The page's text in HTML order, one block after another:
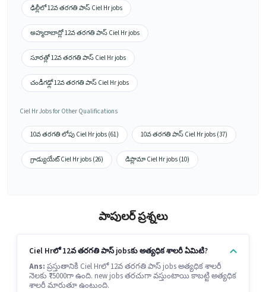
ఢిల్లీలో 12వ తరగతి పాస్ Ciel Hr jobs
అహ్మదాబాద్లో 12వ తరగతి పాస్ Ciel Hr jobs
సూరత్లో 12వ తరగతి పాస్ Ciel Hr jobs
చండీగఢ్లో 12వ తరగతి పాస్ Ciel Hr jobs
Ciel Hr Jobs for Other Qualifications
10వ తరగతి లోపు Ciel Hr jobs (61) 10వ తరగతి పాస్ Ciel Hr jobs (37)
గ్రాడ్యుయేట్ Ciel Hr jobs (26) డిప్లొమా Ciel Hr jobs (10)
పాపులర్ ప్రశ్నలు
Ciel Hrలో 12వ తరగతి పాస్ jobsకు అత్యధిక శాలరీ ఏమిటి?
Ans: ప్రస్తుతానికి Ciel Hrలో 12వ తరగతి పాస్ jobs అత్యధిక శాలరీ
నెలకు ₹75000గా ఉంది. new jobs తరచుగా వస్తుంటాయి కాబట్టి అత్యధిక
శాలరీ మారుతూ ఉంటుంది.